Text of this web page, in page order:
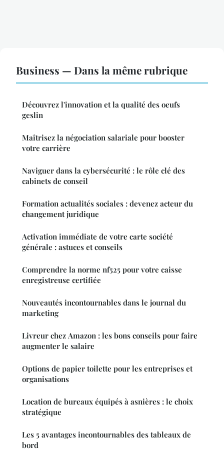
Business — Dans la même rubrique
Découvrez l'innovation et la qualité des oeufs
geslin
Maîtrisez la négociation salariale pour booster
votre carrière
Naviguer dans la cybersécurité : le rôle clé des
cabinets de conseil
Formation actualités sociales : devenez acteur du
changement juridique
Activation immédiate de votre carte société
générale : astuces et conseils
Comprendre la norme nf525 pour votre caisse
enregistreuse certifiée
Nouveautés incontournables dans le journal du
marketing
Livreur chez Amazon : les bons conseils pour faire
augmenter le salaire
Options de papier toilette pour les entreprises et
organisations
Location de bureaux équipés à asnières : le choix
stratégique
Les 5 avantages incontournables des tableaux de
bord